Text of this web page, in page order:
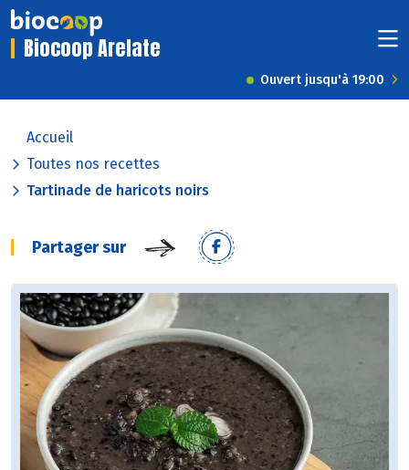
Biocoop Arelate
Ouvert jusqu'à 19:00
Accueil
Toutes nos recettes
Tartinade de haricots noirs
Partager sur